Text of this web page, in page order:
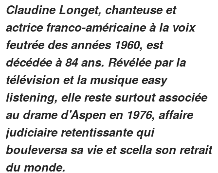
Claudine Longet, chanteuse et
actrice franco-américaine à la voix
feutrée des années 1960, est
décédée à 84 ans. Révélée par la
télévision et la musique easy
listening, elle reste surtout associée
au drame d’Aspen en 1976, affaire
judiciaire retentissante qui
bouleversa sa vie et scella son retrait
du monde.